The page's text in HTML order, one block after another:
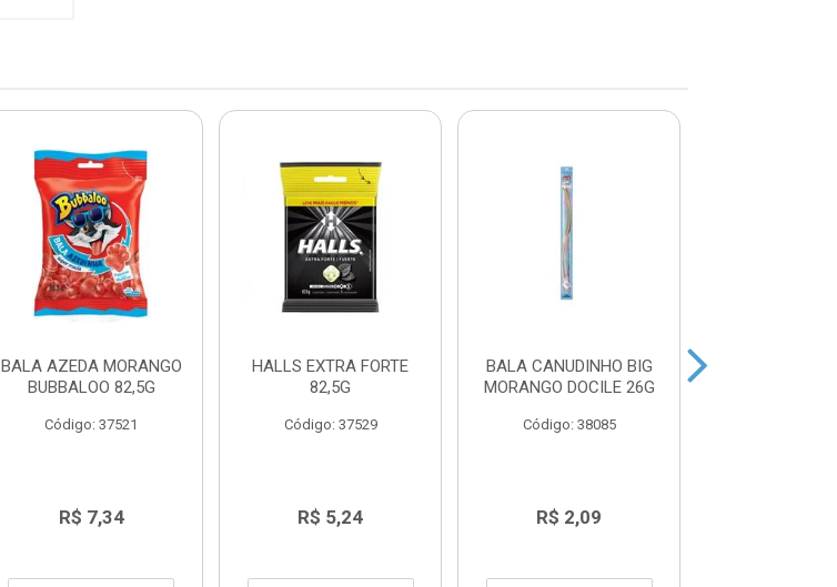
BALA AZEDA MORANGO
BUBBALOO 82,5G
Código: 37521
R$ 7,34
HALLS EXTRA FORTE
82,5G
Código: 37529
R$ 5,24
BALA CANUDINHO BIG
MORANGO DOCILE 26G
Código: 38085
R$ 2,09